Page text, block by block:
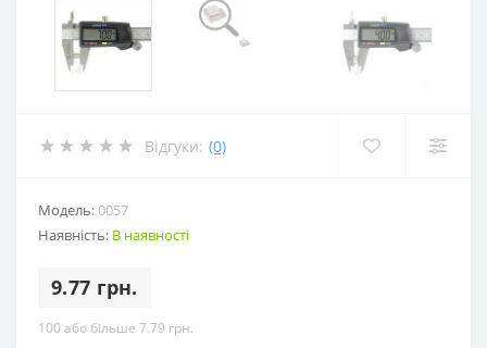
Відгуки: (0)
Модель:0057
Наявність: В наявності
9.77 грн.
100 або більше 7.79 грн.